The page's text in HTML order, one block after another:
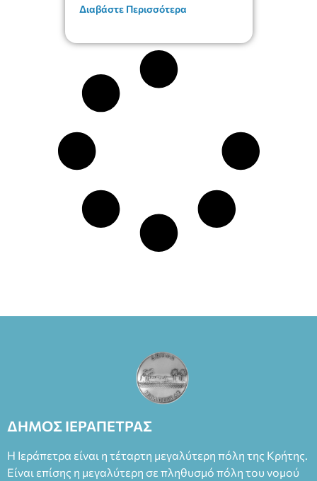
Διαβάστε Περισσότερα
ΔΗΜΟΣ ΙΕΡΑΠΕΤΡΑΣ
Η Ιεράπετρα είναι η τέταρτη μεγαλύτερη πόλη της Κρήτης.
Είναι επίσης η μεγαλύτερη σε πληθυσμό πόλη του νομού